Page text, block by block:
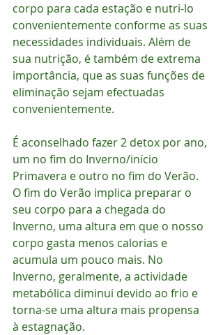
corpo para cada estação e nutri-lo
convenientemente conforme as suas
necessidades individuais. Além de
sua nutrição, é também de extrema
importância, que as suas funções de
eliminação sejam efectuadas
convenientemente.
É aconselhado fazer 2 detox por ano,
um no fim do Inverno/início
Primavera e outro no fim do Verão.
O fim do Verão implica preparar o
seu corpo para a chegada do
Inverno, uma altura em que o nosso
corpo gasta menos calorias e
acumula um pouco mais. No
Inverno, geralmente, a actividade
metabólica diminui devido ao frio e
torna-se uma altura mais propensa
à estagnação.